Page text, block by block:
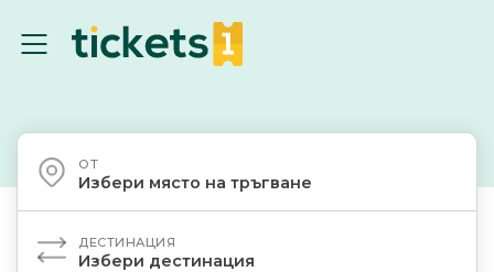
ОТ
Избери място на тръгване
ДЕСТИНАЦИЯ
Избери дестинация